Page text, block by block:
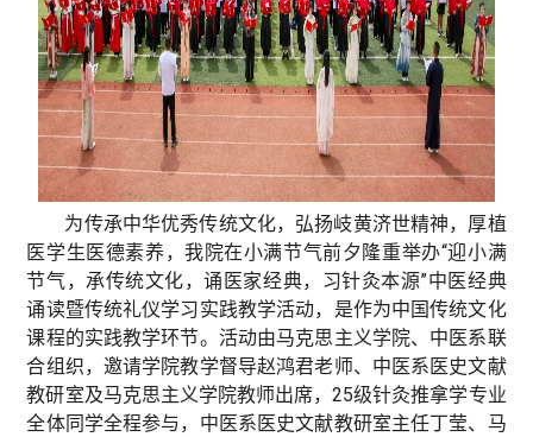
为传承中华优秀传统文化，弘扬岐黄济世精神，厚植
医学生医德素养，我院在小满节气前夕隆重举办“迎小满
节气，承传统文化，诵医家经典，习针灸本源”中医经典
诵读暨传统礼仪学习实践教学活动，是作为中国传统文化
课程的实践教学环节。活动由马克思主义学院、中医系联
合组织，邀请学院教学督导赵鸿君老师、中医系医史文献
教研室及马克思主义学院教师出席，25级针灸推拿学专业
全体同学全程参与，中医系医史文献教研室主任丁莹、马